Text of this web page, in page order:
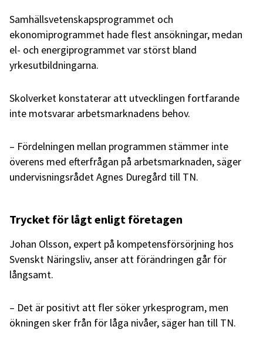
Samhällsvetenskapsprogrammet och
ekonomiprogrammet hade flest ansökningar, medan
el- och energiprogrammet var störst bland
yrkesutbildningarna.
Skolverket konstaterar att utvecklingen fortfarande
inte motsvarar arbetsmarknadens behov.
– Fördelningen mellan programmen stämmer inte
överens med efterfrågan på arbetsmarknaden, säger
undervisningsrådet Agnes Duregård till TN.
Trycket för lågt enligt företagen
Johan Olsson, expert på kompetensförsörjning hos
Svenskt Näringsliv, anser att förändringen går för
långsamt.
– Det är positivt att fler söker yrkesprogram, men
ökningen sker från för låga nivåer, säger han till TN.